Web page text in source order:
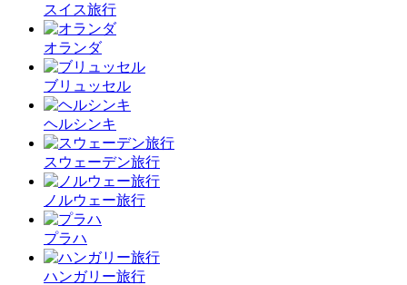
スイス旅行
オランダ
ブリュッセル
ヘルシンキ
スウェーデン旅行
ノルウェー旅行
プラハ
ハンガリー旅行